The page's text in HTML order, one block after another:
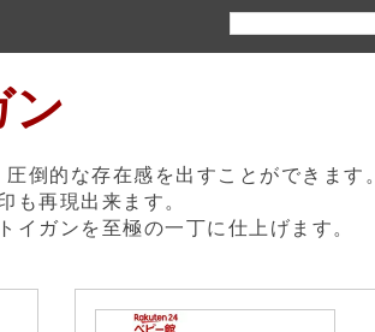
ン
倒的な存在感を出すことができます。
も再現出来ます。
ガンを至極の一丁に仕上げます。